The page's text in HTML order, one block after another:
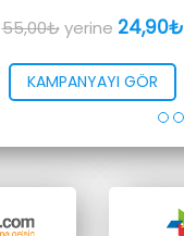
55,00₺yerine 24,90₺
KAMPANYAYI GÖR